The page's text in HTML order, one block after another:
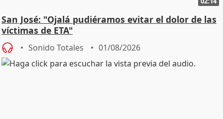
San José: "Ojalá pudiéramos evitar el dolor de las
víctimas de ETA"
Sonido Totales 01/08/2026